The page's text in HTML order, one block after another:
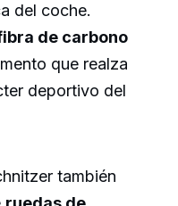
del coche.
de carbono
que realza
deportivo del
también